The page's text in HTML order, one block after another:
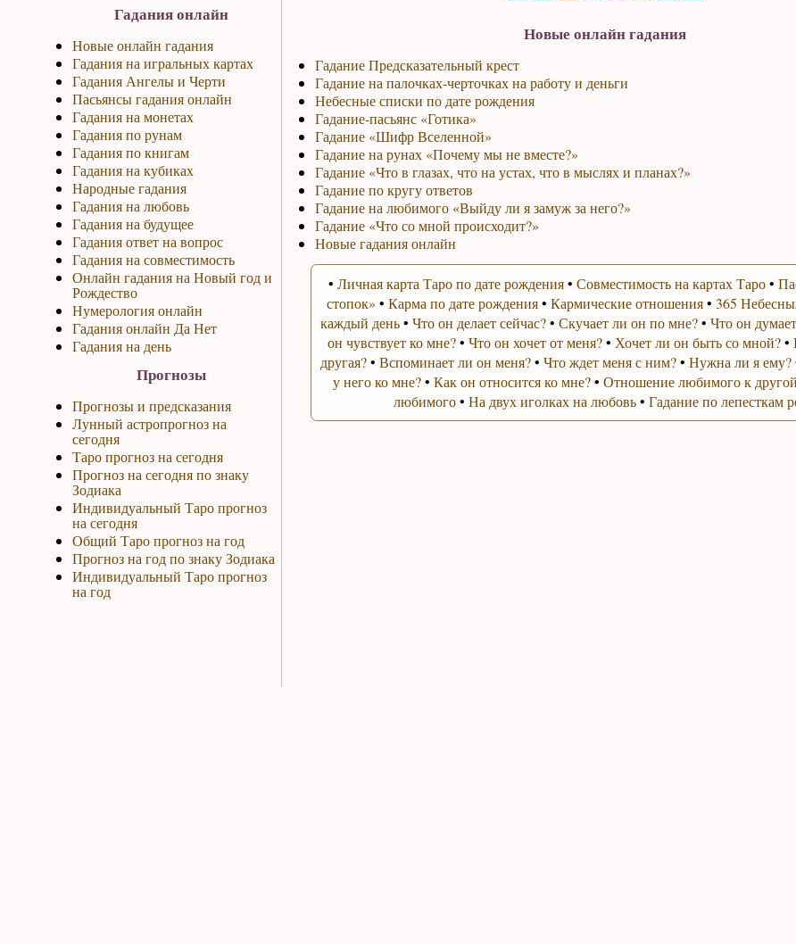
Гадания онлайн
Новые онлайн гадания
Гадания на игральных картах
Гадания Ангелы и Черти
Пасьянсы гадания онлайн
Гадания на монетах
Гадания по рунам
Гадания по книгам
Гадания на кубиках
Народные гадания
Гадания на любовь
Гадания на будущее
Гадания ответ на вопрос
Гадания на совместимость
Онлайн гадания на Новый год и
Рождество
Нумерология онлайн
Гадания онлайн Да Нет
Гадания на день
Прогнозы
Прогнозы и предсказания
Лунный астропрогноз на
сегодня
Таро прогноз на сегодня
Прогноз на сегодня по знаку
Зодиака
Индивидуальный Таро прогноз
на сегодня
Общий Таро прогноз на год
Прогноз на год по знаку Зодиака
Индивидуальный Таро прогноз
на год
Новые онлайн гадания
Гадание Предсказательный крест
Гадание на палочках-черточках на работу и деньги
Небесные списки по дате рождения
Гадание-пасьянс «Готика»
Гадание «Шифр Вселенной»
Гадание на рунах «Почему мы не вместе?»
Гадание «Что в глазах, что на устах, что в мыслях и планах?»
Гадание по кругу ответов
Гадание на любимого «Выйду ли я замуж за него?»
Гадание «Что со мной происходит?»
Новые гадания онлайн
• Личная карта Таро по дате рождения• Совместимость на картах Таро•
стопок» • Карма по дате рождения• Кармические отношения• 365
каждый день• Что он делает сейчас?• Скучает ли он по мне?• Что он
он чувствует ко мне?• Что он хочет от меня?• Хочет ли он быть со мной?•
другая?• Вспоминает ли он меня?• Что ждет меня с ним?• Нужна ли я ему?
у него ко мне?• Как он относится ко мне?• Отношение любимого к другой
любимого• На двух иголках на любовь• Гадание по лепесткам